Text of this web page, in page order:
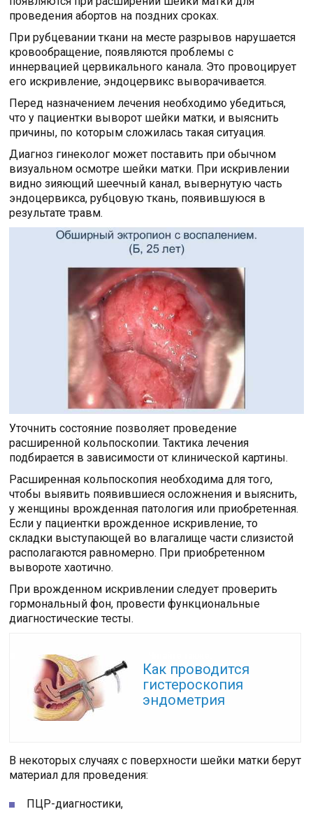
проведения абортов на поздних сроках.
При рубцевании ткани на месте разрывов нарушается
кровообращение, появляются проблемы с
иннервацией цервикального канала. Это провоцирует
его искривление, эндоцервикс выворачивается.
Перед назначением лечения необходимо убедиться,
что у пациентки выворот шейки матки, и выяснить
причины, по которым сложилась такая ситуация.
Диагноз гинеколог может поставить при обычном
визуальном осмотре шейки матки. При искривлении
видно зияющий шеечный канал, вывернутую часть
эндоцервикса, рубцовую ткань, появившуюся в
результате травм.
Уточнить состояние позволяет проведение
расширенной кольпоскопии. Тактика лечения
подбирается в зависимости от клинической картины.
Расширенная кольпоскопия необходима для того,
чтобы выявить появившиеся осложнения и выяснить,
у женщины врожденная патология или приобретенная.
Если у пациентки врожденное искривление, то
складки выступающей во влагалище части слизистой
располагаются равномерно. При приобретенном
вывороте хаотично.
При врожденном искривлении следует проверить
гормональный фон, провести функциональные
диагностические тесты.
Как проводится
гистероскопия
эндометрия
В некоторых случаях с поверхности шейки матки берут
материал для проведения:
ПЦР-диагностики,